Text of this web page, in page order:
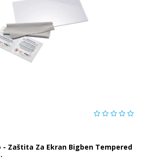
Zaštita Za Ekran Bigben Tempered